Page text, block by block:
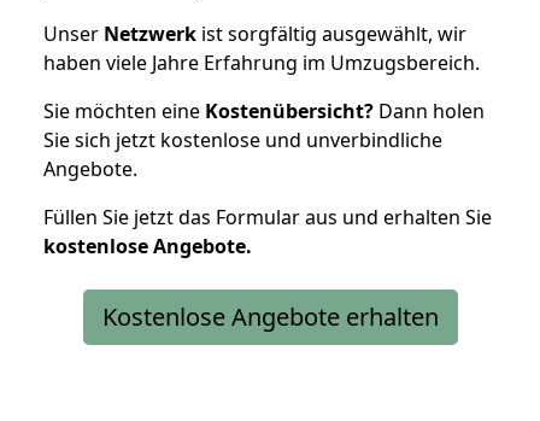
Unser Netzwerk ist sorgfältig ausgewählt, wir
haben viele Jahre Erfahrung im Umzugsbereich.
Sie möchten eine Kostenübersicht? Dann holen
Sie sich jetzt kostenlose und unverbindliche
Angebote.
Füllen Sie jetzt das Formular aus und erhalten Sie
kostenloseAngebote.
Kostenlose Angebote erhalten